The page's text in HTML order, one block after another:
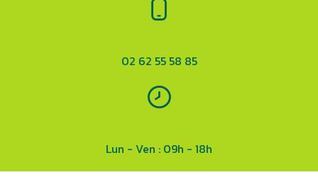
02 62 55 58 85
Lun - Ven : 09h - 18h